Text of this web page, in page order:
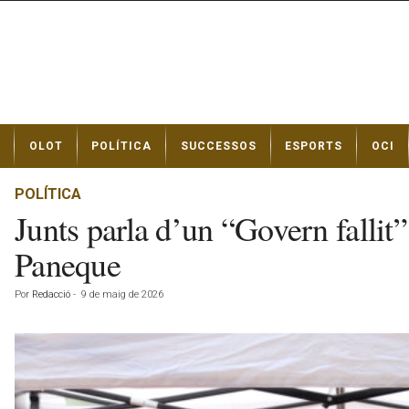
t
OLOT POLÍTICA SUCCESSOS ESPORTS OCI
POLÍTICA
Junts parla d’un “Govern
Paneque
Por Redacció - 9 de maig de 2026